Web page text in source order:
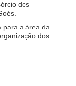
dos
para a área da
dos